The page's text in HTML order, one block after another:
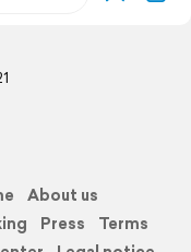
About us
Press
Terms